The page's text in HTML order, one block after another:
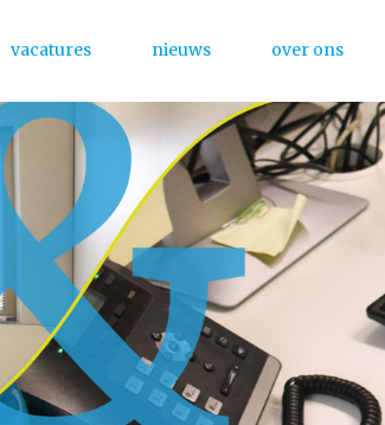
vacatures nieuws over ons